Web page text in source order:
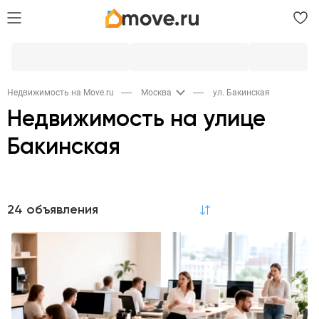
Недвижимость на Move.ru Москва ул. Бакинская
Недвижимость на улице
Бакинская
Аренда
Квартиры 9 Комнаты 2 Коммерческая 2
24 объявления